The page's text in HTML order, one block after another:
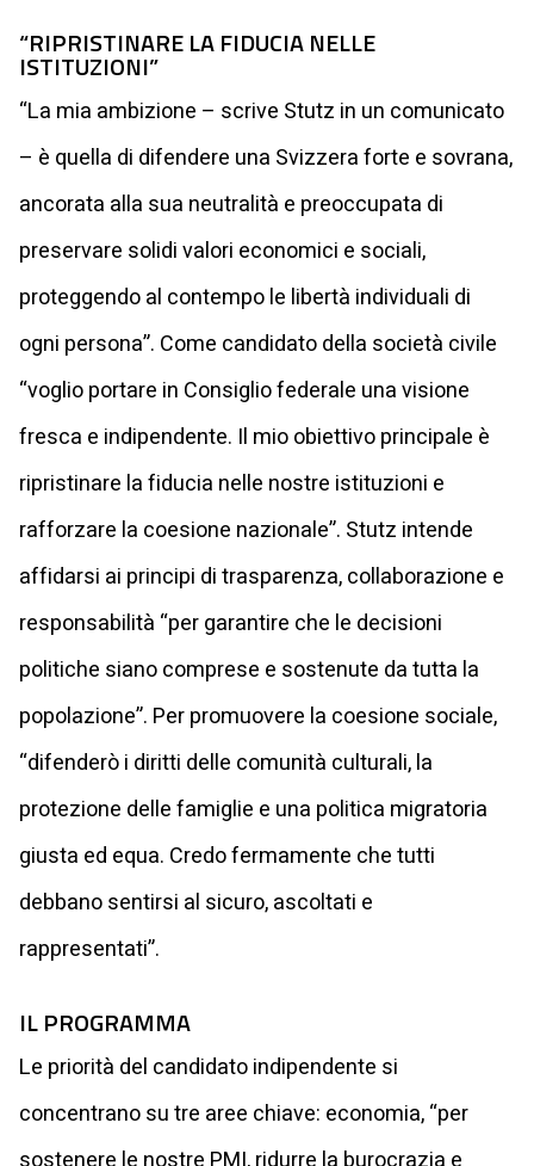
“RIPRISTINARE LA FIDUCIA NELLE
ISTITUZIONI”
“La mia ambizione – scrive Stutz in un comunicato
– è quella di difendere una Svizzera forte e sovrana,
ancorata alla sua neutralità e preoccupata di
preservare solidi valori economici e sociali,
proteggendo al contempo le libertà individuali di
ogni persona”. Come candidato della società civile
“voglio portare in Consiglio federale una visione
fresca e indipendente. Il mio obiettivo principale è
ripristinare la fiducia nelle nostre istituzioni e
rafforzare la coesione nazionale”. Stutz intende
affidarsi ai principi di trasparenza, collaborazione e
responsabilità “per garantire che le decisioni
politiche siano comprese e sostenute da tutta la
popolazione”. Per promuovere la coesione sociale,
“difenderò i diritti delle comunità culturali, la
protezione delle famiglie e una politica migratoria
giusta ed equa. Credo fermamente che tutti
debbano sentirsi al sicuro, ascoltati e
rappresentati”.
IL PROGRAMMA
Le priorità del candidato indipendente si
concentrano su tre aree chiave: economia, “per